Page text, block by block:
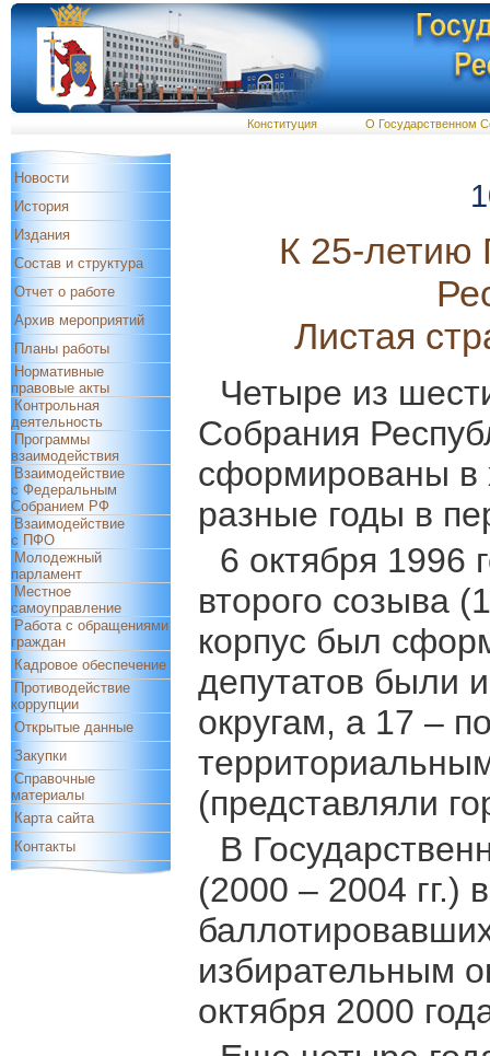
Конституция О Государственном
Новости
История
Издания
Состав и структура
Отчет о работе
Архив мероприятий
Планы работы
Нормативные
правовые акты
Контрольная
деятельность
Программы
взаимодействия
Взаимодействие
с Федеральным
Собранием РФ
Взаимодействие
с ПФО
Молодежный
парламент
Местное
самоуправление
Работа с обращениями
граждан
Кадровое обеспечение
Противодействие
коррупции
Открытые данные
Закупки
Справочные
материалы
Карта сайта
Контакты
К 25-летию
Листая
Четыре из
Собрания
сформированы в
разные годы в
6 октября 1996
второго созыва
корпус был
депутатов были
округам, а 17 –
(представляли
В
(2000 – 2004 гг.)
избирательным
октября 2000